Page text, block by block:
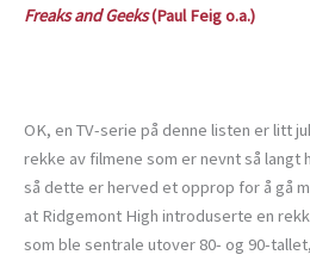
Freaks and Geeks(Paul Feig o.a.)
OK, en TV-serie på denne listen er litt
rekke av filmene som er nevnt så langt
så dette er herved et opprop for å gå
at Ridgemont High introduserte en
som ble sentrale utover 80- og 90-